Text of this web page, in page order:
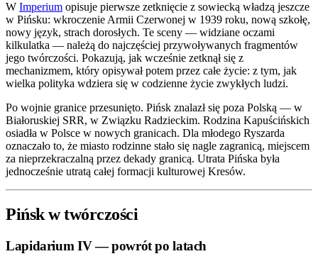
W Imperium opisuje pierwsze zetknięcie z sowiecką władzą jeszcze
w Pińsku: wkroczenie Armii Czerwonej w 1939 roku, nową szkołę,
nowy język, strach dorosłych. Te sceny — widziane oczami
kilkulatka — należą do najczęściej przywoływanych fragmentów
jego twórczości. Pokazują, jak wcześnie zetknął się z
mechanizmem, który opisywał potem przez całe życie: z tym, jak
wielka polityka wdziera się w codzienne życie zwykłych ludzi.
Po wojnie granice przesunięto. Pińsk znalazł się poza Polską — w
Białoruskiej SRR, w Związku Radzieckim. Rodzina Kapuścińskich
osiadła w Polsce w nowych granicach. Dla młodego Ryszarda
oznaczało to, że miasto rodzinne stało się nagle zagranicą, miejscem
za nieprzekraczalną przez dekady granicą. Utrata Pińska była
jednocześnie utratą całej formacji kulturowej Kresów.
Pińsk w twórczości
Lapidarium IV — powrót po latach